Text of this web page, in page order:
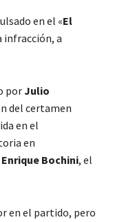
en el «El
infracción, a
porJulio
del certamen
en el
en
Bochini, el
en el partido, pero